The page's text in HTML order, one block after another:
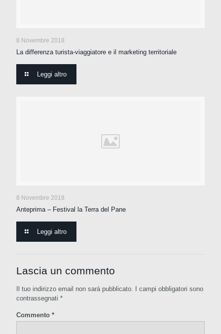
8 Novembre 2018
La differenza turista-viaggiatore e il marketing territoriale
Leggi altro
8 Novembre 2018
Anteprima – Festival la Terra del Pane
Leggi altro
Lascia un commento
Il tuo indirizzo email non sarà pubblicato.
I campi obbligatori sono
contrassegnati *
Commento *